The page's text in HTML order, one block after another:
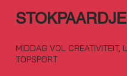
MIDDAG VOL CREATIVITEIT,
TOPSPORT